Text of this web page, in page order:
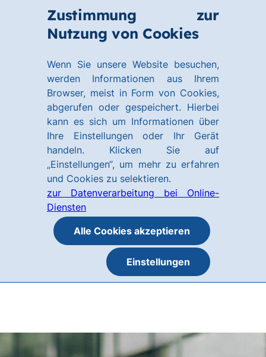
Zustimmung zur
Nutzung von Cookies
Wenn Sie unsere Website besuchen,
werden Informationen aus Ihrem
Browser, meist in Form von Cookies,
abgerufen oder gespeichert. Hierbei
kann es sich um Informationen über
Ihre Einstellungen oder Ihr Gerät
handeln. Klicken Sie auf
„Einstellungen“, um mehr zu erfahren
und Cookies zu selektieren.
zur Datenverarbeitung bei Online-
Diensten
Alle Cookies akzeptieren
Einstellungen
Hauptinhalt